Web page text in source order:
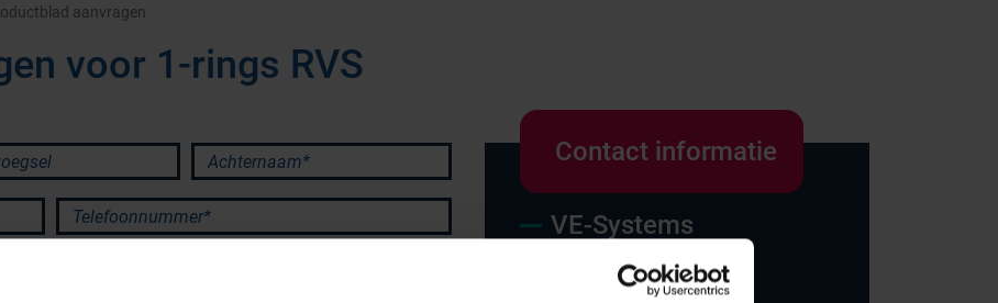
aanvragen
voor 1-rings RVS
Achternaam*
Telefoonnummer*
Contact informatie
VE-Systems
Ohmstraat 8
3861 NB Nijkerk
Productlijnen
Medische afvalverpakkingen
Onze merken
Hammerlit